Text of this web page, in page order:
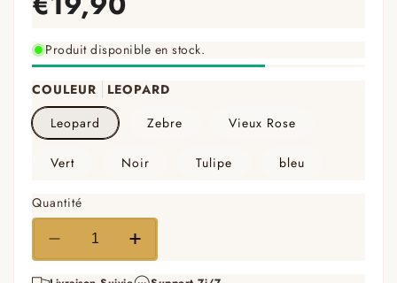
Produit disponible en stock.
COULEUR
LEOPARD
Leopard
Zebre Vieux Rose
Vert Noir Tulipe bleu
Quantité
Réduire
la
Augmenter
la